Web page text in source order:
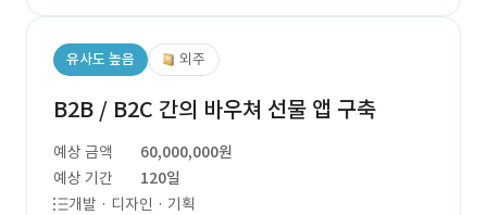
유사도 높음 외주
B2B / B2C 간의 바우쳐 선물 앱 구축
예상 금액
60,000,000원
예상 기간
120일
개발 · 디자인 · 기획